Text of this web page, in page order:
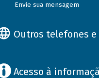
Envie sua mensagem
Outros telefones e
Acesso à